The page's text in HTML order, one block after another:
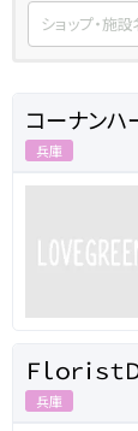
コーナンハ
兵庫
Ｆｌｏｒｉｓ
兵庫